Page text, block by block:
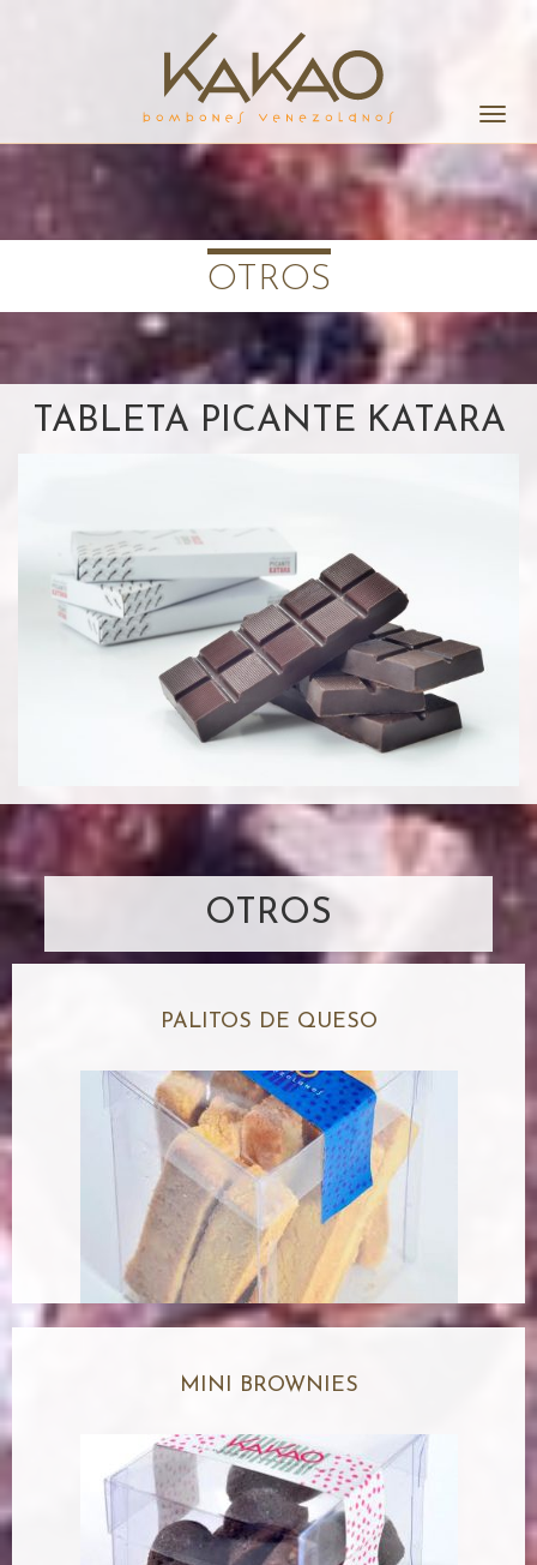
la
OTROS
TABLETA PICANTE KATARA
OTROS
PALITOS DE QUESO
MINI BROWNIES